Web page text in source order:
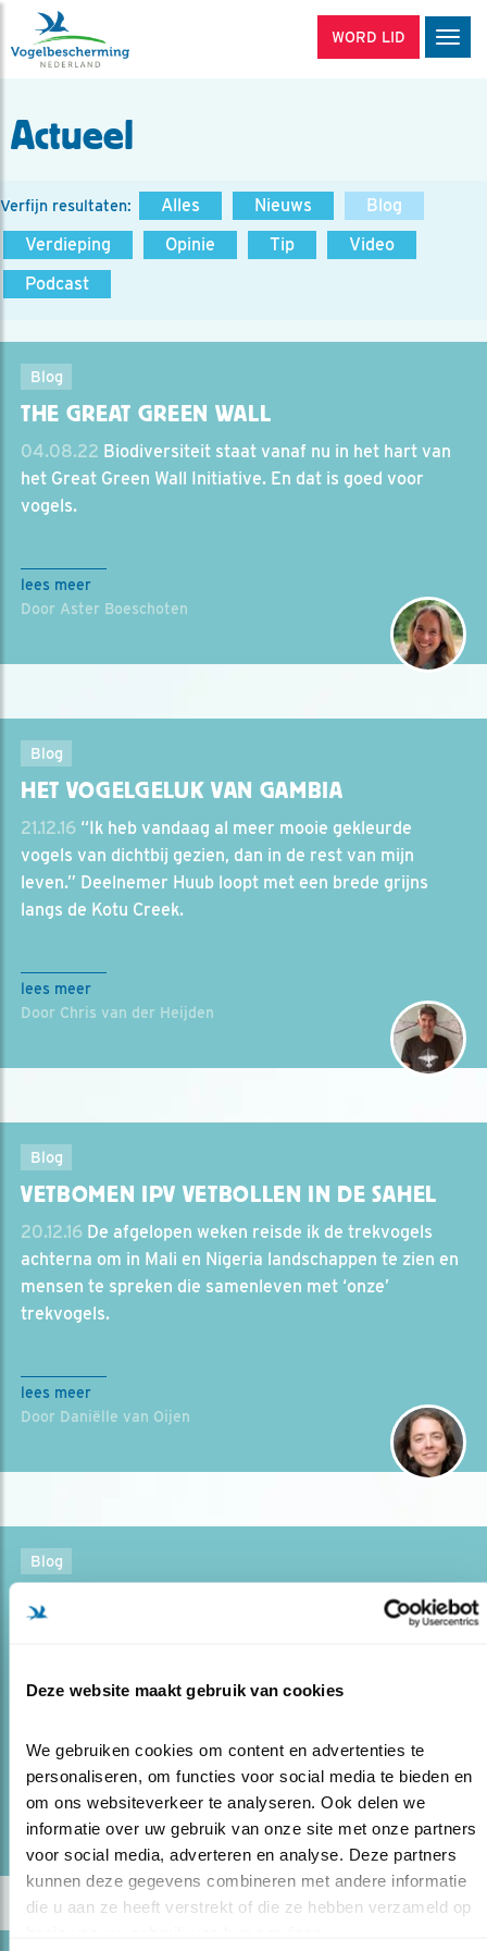
Deze website maakt gebruik van cookies
We gebruiken cookies om content en advertenties te
personaliseren, om functies voor social media te bieden en
om ons websiteverkeer te analyseren. Ook delen we
informatie over uw gebruik van onze site met onze partners
voor social media, adverteren en analyse. Deze partners
kunnen deze gegevens combineren met andere informatie
die u aan ze heeft verstrekt of die ze hebben verzameld op
WORD LID
Actueel
Verfijn resultaten: Alles Nieuws
Blog
Verdieping
Opinie Tip
Video
Podcast
Blog
THE GREAT GREEN WALL
04.08.22 Biodiversiteit staat vanaf nu in het hart van
het Great Green Wall Initiative. En dat is goed voor
vogels.
lees meer
Door Aster Boeschoten
Blog
HET VOGELGELUK VAN GAMBIA
21.12.16 “Ik heb vandaag al meer mooie gekleurde
vogels van dichtbij gezien, dan in de rest van mijn
leven.” Deelnemer Huub loopt met een brede grijns
langs de Kotu Creek.
lees meer
Door Chris van der Heijden
Blog
VETBOMEN IPV VETBOLLEN IN DE SAHEL
20.12.16 De afgelopen weken reisde ik de trekvogels
achterna om in Mali en Nigeria landschappen te zien en
mensen te spreken die samenleven met ‘onze’
trekvogels.
lees meer
Door Daniëlle van Oijen
Blog
POLDEREN IN BURKINA?
ons toekomt. In Burkina Faso maakte ik deel uit van een
lees meer
Door Daniëlle van Oijen